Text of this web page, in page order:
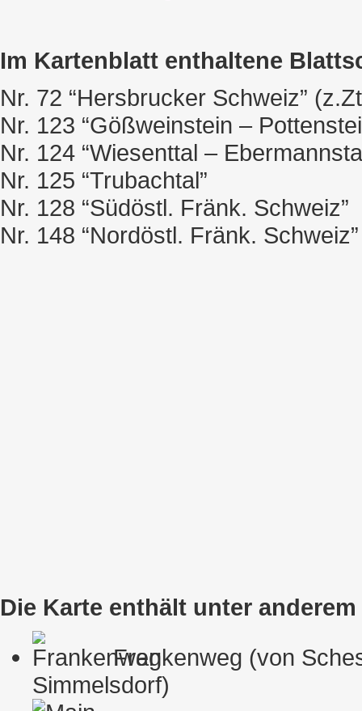
Im Kartenblatt enthaltene
Nr. 72 “Hersbrucker Schweiz”
Nr. 123 “Gößweinstein –
Nr. 124 “Wiesenttal –
Nr. 125 “Trubachtal”
Nr. 128 “Südöstl. Fränk. Schweiz”
Nr. 148 “Nordöstl. Fränk. Schweiz”
Die Karte enthält unter
Frankenweg (von
Simmelsdorf)